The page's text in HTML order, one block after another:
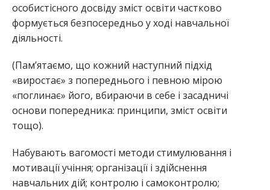
особистісного досвіду зміст освіти частково
формується безпосередньо у ході навчальної
діяльності.
(Пам’ятаємо, що кожний наступний підхід
«виростає» з попереднього і певною мірою
«поглинає» його, вбираючи в себе і засадничі
основи попередника: принципи, зміст освіти
тощо).
Набувають вагомості методи стимулювання і
мотивації учіння; організації і здійснення
навчальних дій; контролю і самоконтролю;